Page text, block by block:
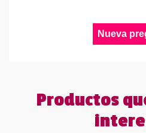
Nueva
Productos